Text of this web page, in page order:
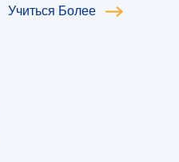
Учиться Более